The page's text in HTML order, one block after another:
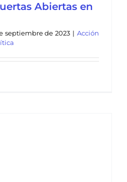
Abiertas en
septiembre de 2023 | Acción